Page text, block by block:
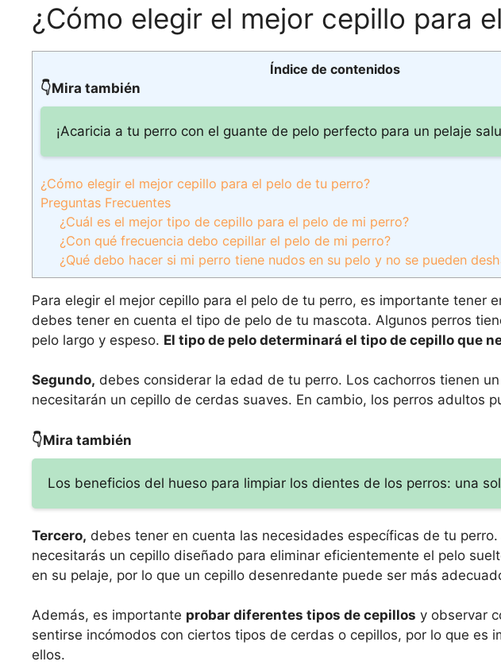
¿Cómo elegir el mejor cepillo para
Índice de contenidos
👇Mira también
¡Acaricia a tu perro con el guante de pelo perfecto para un pelaje
¿Cómo elegir el mejor cepillo para el pelo de tu perro?
Preguntas Frecuentes
¿Cuál es el mejor tipo de cepillo para el pelo de mi perro?
¿Con qué frecuencia debo cepillar el pelo de mi perro?
¿Qué debo hacer si mi perro tiene nudos en su pelo y no se pueden
Para elegir el mejor cepillo para el pelo de tu perro, es importante tener
debes tener en cuenta el tipo de pelo de tu mascota. Algunos perros
pelo largo y espeso. El tipo de pelo determinará el tipo de cepillo que
Segundo, debes considerar la edad de tu perro. Los cachorros tienen
necesitarán un cepillo de cerdas suaves. En cambio, los perros adultos
👇Mira también
Los beneficios del hueso para limpiar los dientes de los perros: una
Tercero, debes tener en cuenta las necesidades específicas de tu
necesitarás un cepillo diseñado para eliminar eficientemente el pelo
en su pelaje, por lo que un cepillo desenredante puede ser más
Además, es importante probar diferentes tipos de cepillos y observar
sentirse incómodos con ciertos tipos de cerdas o cepillos, por lo que es
ellos.